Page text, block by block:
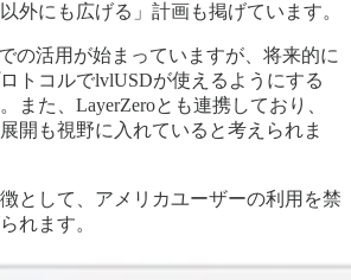
外にも広げる」計画も掲げています。
の活用が始まっていますが、将来的に
トコルでlvlUSDが使えるようにする
また、LayerZeroとも連携しており、
開も視野に入れていると考えられま
として、アメリカユーザーの利用を禁
れます。